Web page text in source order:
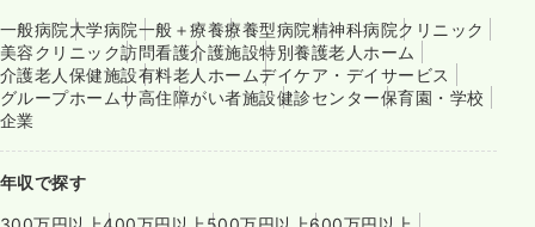
一般病院大学病院一般＋療養療養型病院精神科病院クリニック
美容クリニック訪問看護介護施設特別養護老人ホーム
介護老人保健施設有料老人ホームデイケア・デイサービス
グループホームサ高住障がい者施設健診センター保育園・学校
企業
年収で探す